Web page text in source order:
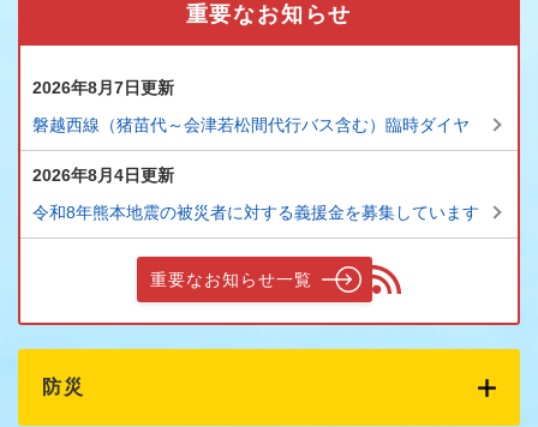
重要なお知らせ
2026年8月7日更新
磐越西線（猪苗代～会津若松間代行バス含む）臨時ダイヤ
2026年8月4日更新
令和8年熊本地震の被災者に対する義援金を募集しています
重要なお知らせ一覧
防災